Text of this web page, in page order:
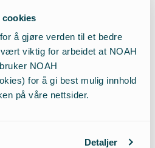
cookies
å gjøre verden til et bedre
viktig for arbeidet at NOAH
NOAH
for å gi best mulig innhold
på våre nettsider.
Detaljer
å se en en lang rekke av ville dyr
hatt hjerte til å drepe disse
dem. Slik håper jeg at vi kan
-og hvis hver av dere klarer å
så vil vi kunne være dobbelt så